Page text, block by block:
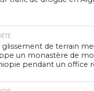
glissement de terrain
un monastère de
pendant un office